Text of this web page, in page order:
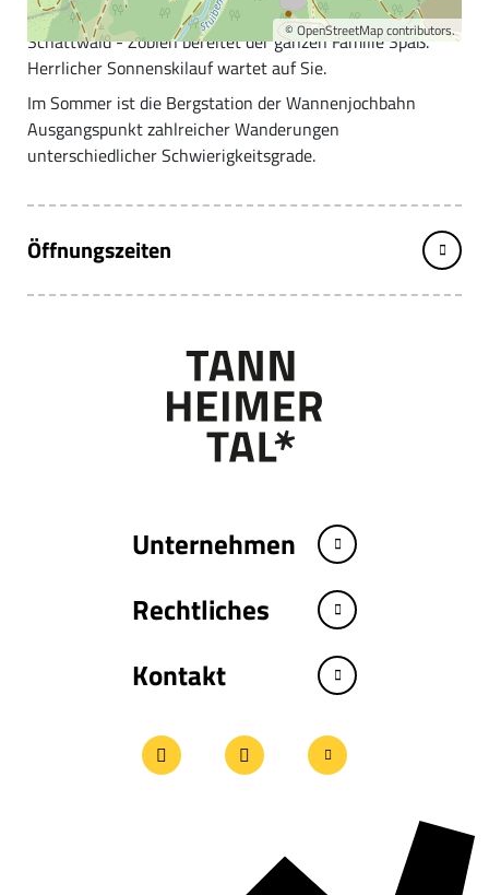
©OpenStreetMapcontributors.
Die Wannenjochbahn sowie das komplette Skigebiet
Schattwald - Zöblen bereitet der ganzen Familie Spaß.
Herrlicher Sonnenskilauf wartet auf Sie.
Im Sommer ist die Bergstation der Wannenjochbahn
Ausgangspunkt zahlreicher Wanderungen
unterschiedlicher Schwierigkeitsgrade.
Öffnungszeiten
Unternehmen
Rechtliches
Kontakt